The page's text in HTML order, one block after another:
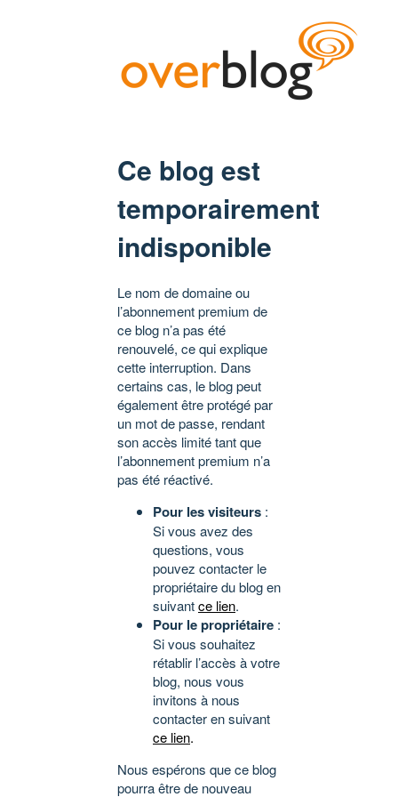
Ce blog est
temporairement
indisponible
Le nom de domaine ou
l’abonnement premium de
ce blog n’a pas été
renouvelé, ce qui explique
cette interruption. Dans
certains cas, le blog peut
également être protégé par
un mot de passe, rendant
son accès limité tant que
l’abonnement premium n’a
pas été réactivé.
Pour les visiteurs :
Si vous avez des
questions, vous
pouvez contacter le
propriétaire du blog en
suivantce lien.
Pour le propriétaire :
Si vous souhaitez
rétablir l’accès à votre
blog, nous vous
invitons à nous
contacter en suivant
ce lien.
Nous espérons que ce blog
pourra être de nouveau